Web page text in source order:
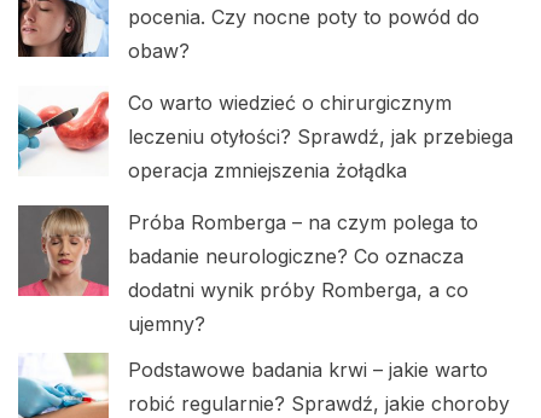
pocenia. Czy nocne poty to powód do
obaw?
Co warto wiedzieć o chirurgicznym
leczeniu otyłości? Sprawdź, jak przebiega
operacja zmniejszenia żołądka
Próba Romberga – na czym polega to
badanie neurologiczne? Co oznacza
dodatni wynik próby Romberga, a co
ujemny?
Podstawowe badania krwi – jakie warto
robić regularnie? Sprawdź, jakie choroby